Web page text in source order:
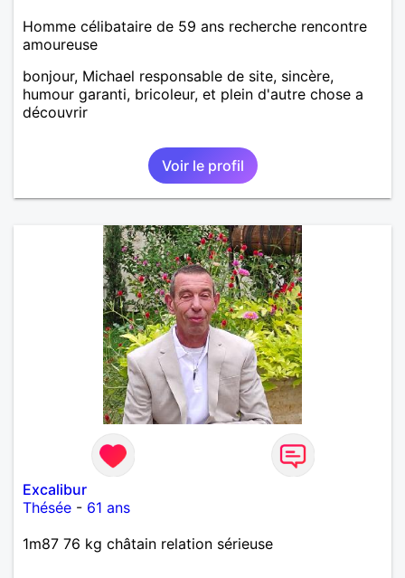
Homme célibataire de 59 ans recherche rencontre
amoureuse
bonjour, Michael responsable de site, sincère,
humour garanti, bricoleur, et plein d'autre chose a
découvrir
Voir le profil
Excalibur
Thésée - 61 ans
1m87 76 kg châtain relation sérieuse